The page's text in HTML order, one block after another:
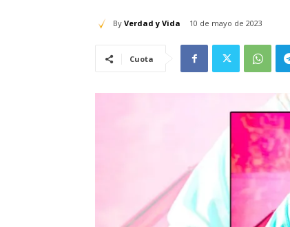
By Verdad y Vida 10 de mayo de 2023
Cuota